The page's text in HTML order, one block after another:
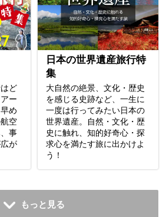
ど
ー
め
空
事
が
日本の世界遺産旅行特
集
大自然の絶景、文化・歴史
を感じる史跡など、一生に
一度は行ってみたい日本の
世界遺産。自然・文化・歴
史に触れ、知的好奇心・探
求心を満たす旅に出かけよ
う！
もっと見る